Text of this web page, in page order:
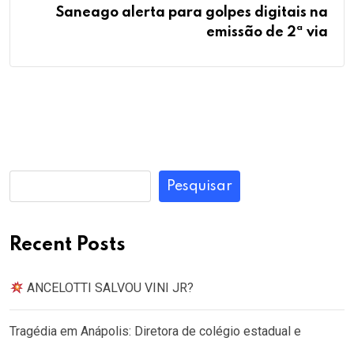
Saneago alerta para golpes digitais na
emissão de 2ª via
Pesquisar
Recent Posts
ANCELOTTI SALVOU VINI JR?
Tragédia em Anápolis: Diretora de colégio estadual e